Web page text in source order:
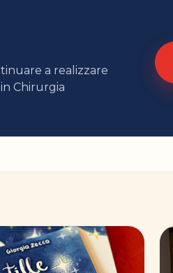
a realizzare
Chirurgia